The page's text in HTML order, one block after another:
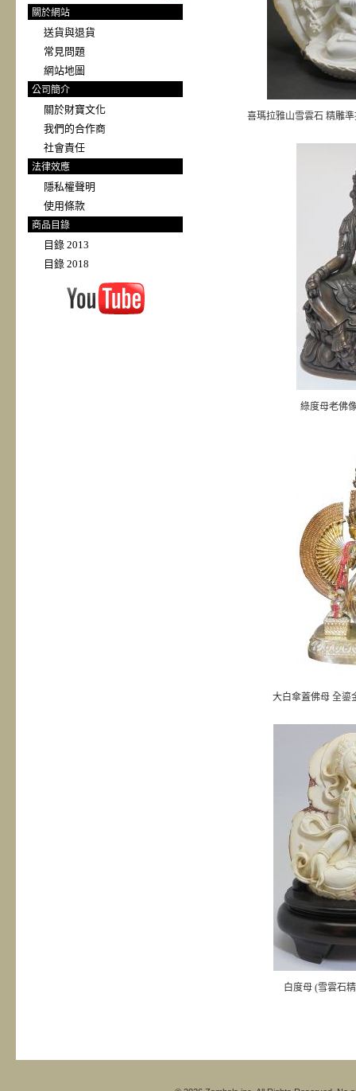
關於網站
送貨與退貨
常見問題
網站地圖
公司簡介
關於財寶文化
我們的合作商
社會責任
法律效應
隱私權聲明
使用條款
商品目錄
目錄 2013
目錄 2018
喜瑪拉雅山雪雲石 精雕
綠度母老佛
大白傘蓋佛母 全鎏
白度母 (雪雲石